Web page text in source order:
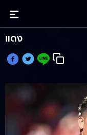
ส่องแต้ม FPL รวม
แดง